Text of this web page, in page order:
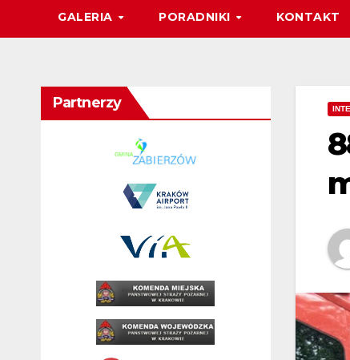
GALERIA PORADNIKI KONTAKT
Partnerzy